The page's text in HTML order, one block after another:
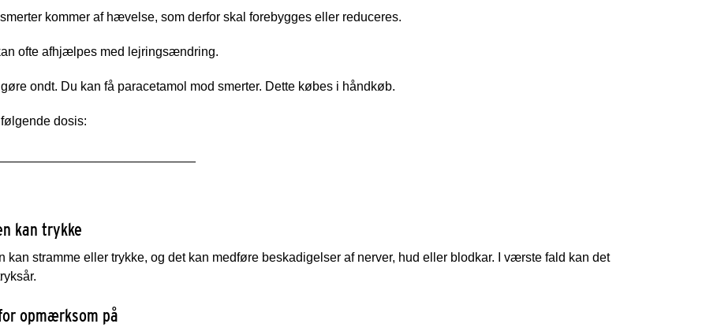
kommer af hævelse, som derfor skal forebygges eller reduceres.
ofte afhjælpes med lejringsændring.
ondt. Du kan få paracetamol mod smerter. Dette købes i håndkøb.
dosis:
kan trykke
kan stramme eller trykke, og det kan medføre beskadigelser af nerver, hud eller blodkar. I værste fald kan det
opmærksom på